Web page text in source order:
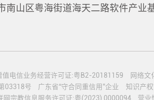
南山区粤海街道海天二路软件产业
值电信业务经营许可证:粤B2-20181159 网络文
03318号 广东省“守合同重信用”企业 知识产
网宗教信息服务许可证:粤(2023) 0000094 营业